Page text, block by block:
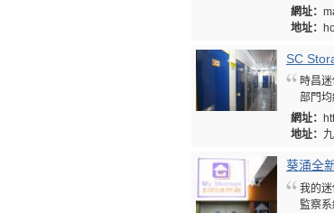
網址：
地址：
SC
時昌
部門
網址：
地址：
葵涌全
我的
監察